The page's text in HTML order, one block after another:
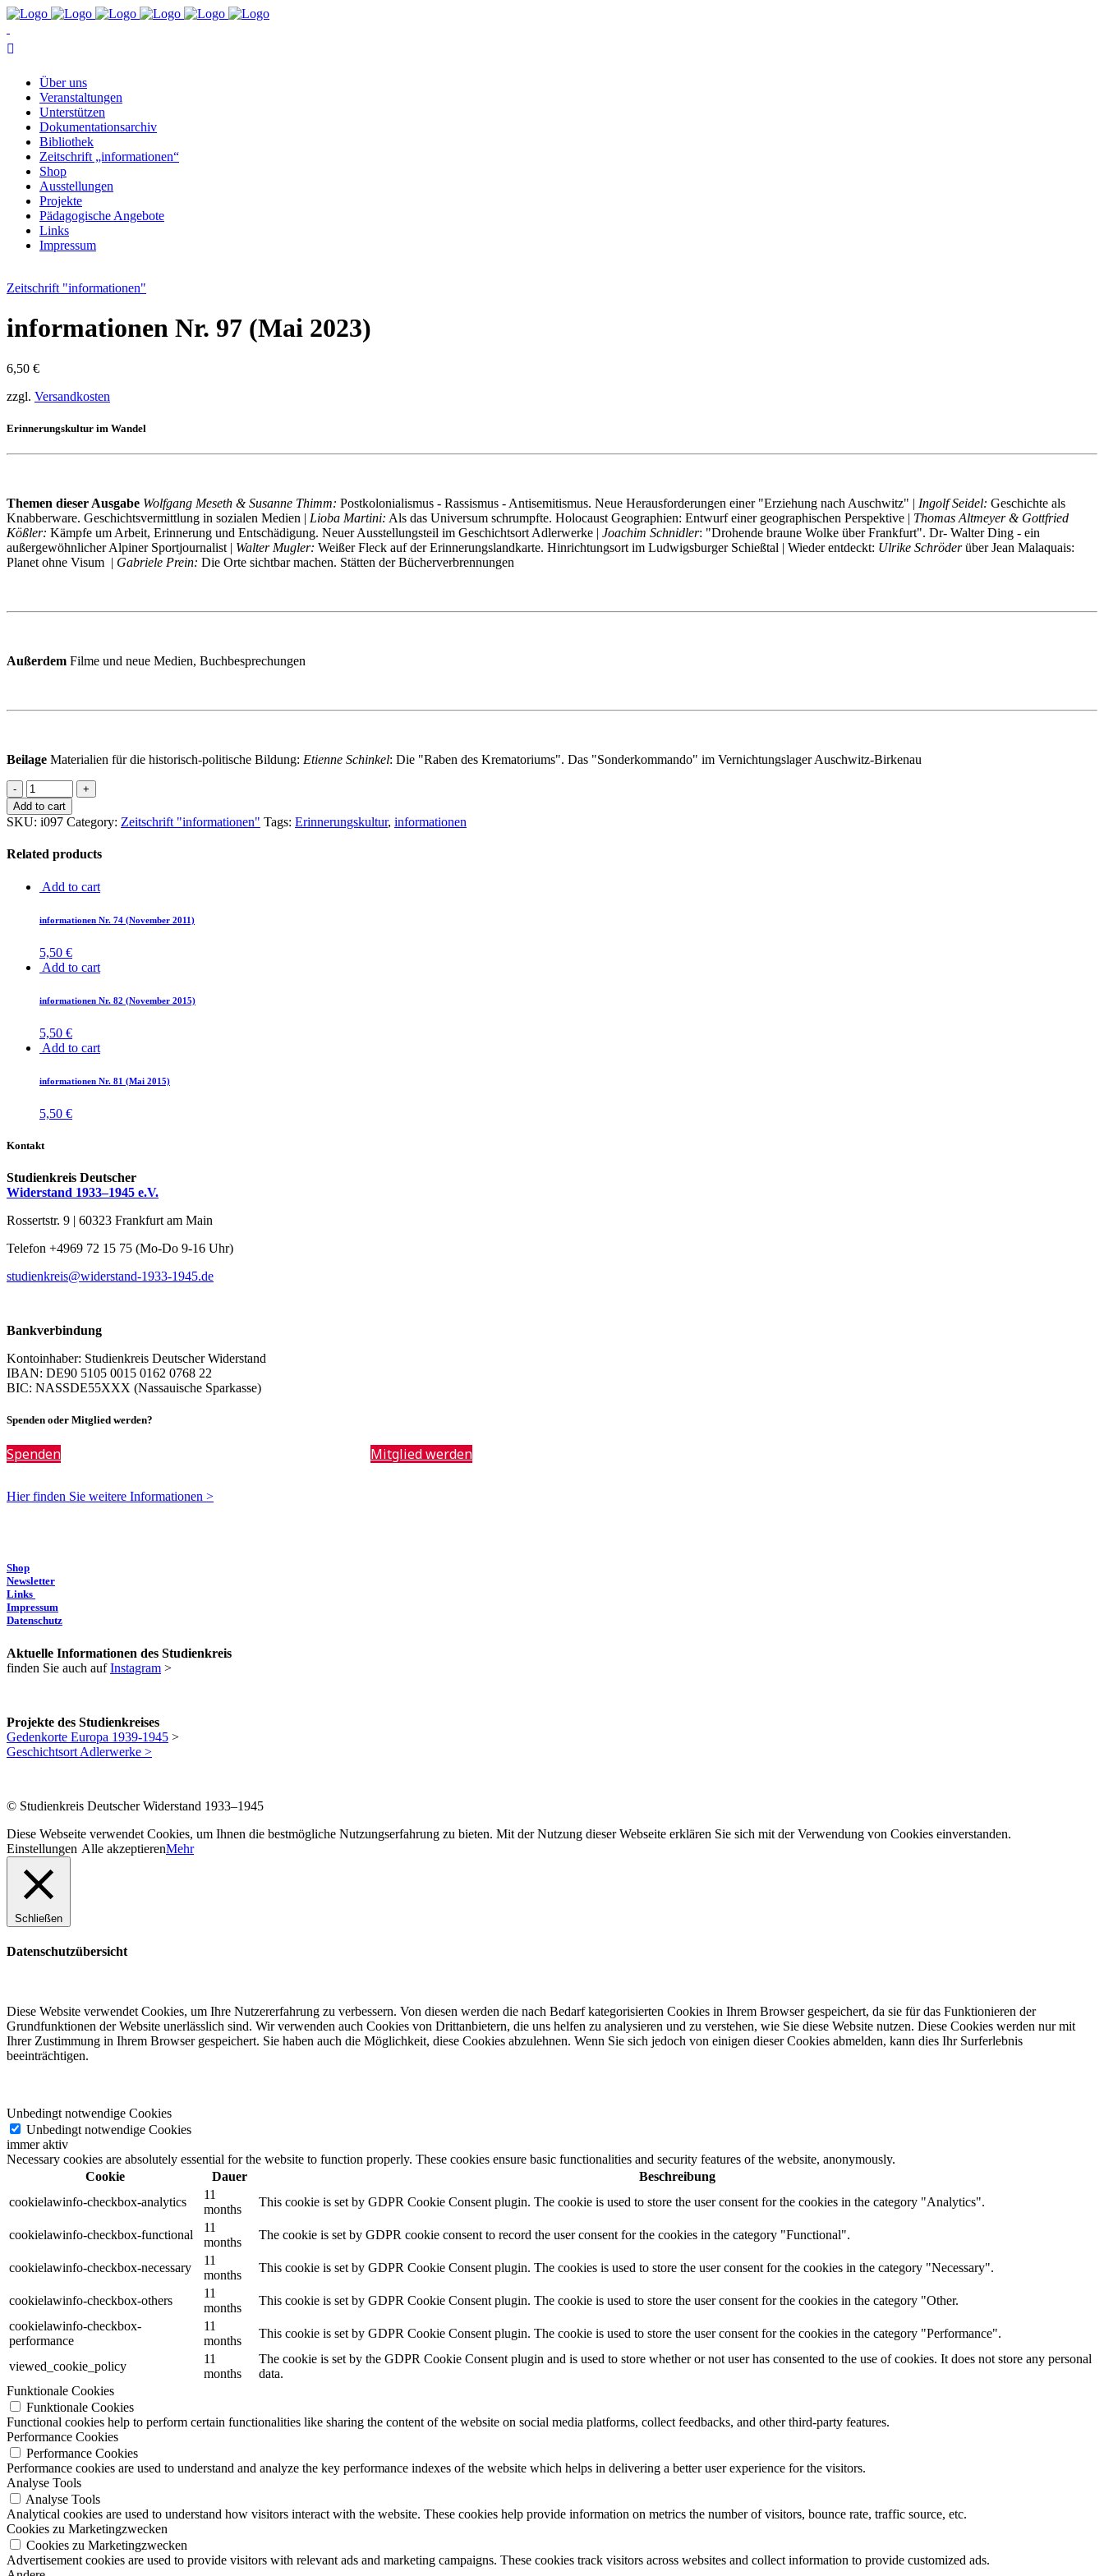
Über uns
Ver­an­stal­tun­gen
Un­ter­stüt­zen
Do­ku­men­ta­ti­ons­ar­chiv
Bi­blio­thek
Zeit­schrift „in­for­ma­tio­nen“
Shop
Aus­stel­lun­gen
Pro­jek­te
Päd­ago­gi­sche Angebote
Links
Im­pres­sum
Zeitschrift "informationen"
in­for­ma­tio­nen Nr. 97 (Mai 2023)
6,50 €
zzgl. Versandkosten
Erinnerungskultur im Wandel
Themen dieser Ausgabe Wolfgang Meseth & Susanne Thimm: Postkolonialismus - Rassismus - Antisemitismus. Neue Herausforderungen einer "Erziehung nach Auschwitz" | Ingolf Seidel: Geschichte als
Knabberware. Geschichtsvermittlung in sozialen Medien | Lioba Martini: Als das Universum schrumpfte. Holocaust Geographien: Entwurf einer geographischen Perspektive | Thomas Altmeyer & Gottfried
Kößler: Kämpfe um Arbeit, Erinnerung und Entschädigung. Neuer Ausstellungsteil im Geschichtsort Adlerwerke | Joachim Schnidler: "Drohende braune Wolke über Frankfurt". Dr- Walter Ding - ein
außergewöhnlicher Alpiner Sportjournalist | Walter Mugler: Weißer Fleck auf der Erinnerungslandkarte. Hinrichtungsort im Ludwigsburger Schießtal | Wieder entdeckt: Ulrike Schröderüber Jean Malaquais:
Planet ohne Visum | Gabriele Prein: Die Orte sichtbar machen. Stätten der Bücherverbrennungen
Außerdem Filme und neue Medien, Buchbesprechungen
Beilage Materialien für die historisch-politische Bildung: Etienne Schinkel: Die "Raben des Krematoriums". Das "Sonderkommando" im Vernichtungslager Auschwitz-Birkenau
Add to cart
SKU: i097 Category: Zeitschrift "informationen" Tags: Erinnerungskultur, informationen
Related products
Add to cart
in­for­ma­tio­nen Nr. 74 (No­vem­ber 2011)
5,50 €
Add to cart
in­for­ma­tio­nen Nr. 82 (No­vem­ber 2015)
5,50 €
Add to cart
in­for­ma­tio­nen Nr. 81 (Mai 2015)
5,50 €
Kontakt
Studienkreis Deutscher
Widerstand 1933–1945 e.V.
Rossertstr. 9 | 60323 Frankfurt am Main
Telefon +4969 72 15 75 (Mo-Do 9-16 Uhr)
studienkreis@widerstand-1933-1945.de
Bankverbindung
Kontoinhaber: Studienkreis Deutscher Widerstand
IBAN: DE90 5105 0015 0162 0768 22
BIC: NASSDE55XXX (Nassauische Sparkasse)
Spenden oder Mitglied werden?
Spenden Mitglied werden
Hier finden Sie weitere Informationen >
Shop
Newsletter
Links
Impressum
Datenschutz
Aktuelle Informationen des Studienkreis
finden Sie auch aufInstagram >
Projekte des Studienkreises
Gedenkorte Europa 1939-1945 >
Geschichtsort Adlerwerke >
© Studienkreis Deutscher Widerstand 1933–1945
Diese Webseite verwendet Cookies, um Ihnen die bestmögliche Nutzungserfahrung zu bieten. Mit der Nutzung dieser Webseite erklären Sie sich mit der Verwendung von Cookies einverstanden.
Einstellungen Alle akzeptierenMehr
Schließen
Datenschutzübersicht
Diese Website verwendet Cookies, um Ihre Nutzererfahrung zu verbessern. Von diesen werden die nach Bedarf kategorisierten Cookies in Ihrem Browser gespeichert, da sie für das Funktionieren der
Grundfunktionen der Website unerlässlich sind. Wir verwenden auch Cookies von Drittanbietern, die uns helfen zu analysieren und zu verstehen, wie Sie diese Website nutzen. Diese Cookies werden nur mit
Ihrer Zustimmung in Ihrem Browser gespeichert. Sie haben auch die Möglichkeit, diese Cookies abzulehnen. Wenn Sie sich jedoch von einigen dieser Cookies abmelden, kann dies Ihr Surferlebnis
beeinträchtigen.
Unbedingt notwendige Cookies
Unbedingt notwendige Cookies
immer aktiv
Necessary cookies are absolutely essential for the website to function properly. These cookies ensure basic functionalities and security features of the website, anonymously.
Cookie
Dauer
Beschreibung
cookielawinfo-checkbox-analytics
11
months
This cookie is set by GDPR Cookie Consent plugin. The cookie is used to store the user consent for the cookies in the category "Analytics".
cookielawinfo-checkbox-functional
11
months
The cookie is set by GDPR cookie consent to record the user consent for the cookies in the category "Functional".
cookielawinfo-checkbox-necessary
11
months
This cookie is set by GDPR Cookie Consent plugin. The cookies is used to store the user consent for the cookies in the category "Necessary".
cookielawinfo-checkbox-others
11
months
This cookie is set by GDPR Cookie Consent plugin. The cookie is used to store the user consent for the cookies in the category "Other.
cookielawinfo-checkbox-
performance
11
months
This cookie is set by GDPR Cookie Consent plugin. The cookie is used to store the user consent for the cookies in the category "Performance".
viewed_cookie_policy
11
months
The cookie is set by the GDPR Cookie Consent plugin and is used to store whether or not user has consented to the use of cookies. It does not store any personal
data.
Funktionale Cookies
Funktionale Cookies
Functional cookies help to perform certain functionalities like sharing the content of the website on social media platforms, collect feedbacks, and other third-party features.
Performance Cookies
Performance Cookies
Performance cookies are used to understand and analyze the key performance indexes of the website which helps in delivering a better user experience for the visitors.
Analyse Tools
Analyse Tools
Analytical cookies are used to understand how visitors interact with the website. These cookies help provide information on metrics the number of visitors, bounce rate, traffic source, etc.
Cookies zu Marketingzwecken
Cookies zu Marketingzwecken
Advertisement cookies are used to provide visitors with relevant ads and marketing campaigns. These cookies track visitors across websites and collect information to provide customized ads.